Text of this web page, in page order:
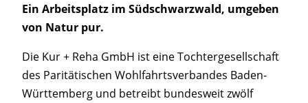
Ein Arbeitsplatz im Südschwarzwald, umgeben
von Natur pur.
Die Kur + Reha GmbH ist eine Tochtergesellschaft
des Paritätischen Wohlfahrtsverbandes Baden-
Württemberg und betreibt bundesweit zwölf